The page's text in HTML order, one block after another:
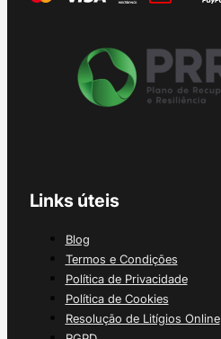
Links úteis
Blog
Termos e Condições
Política de Privacidade
Política de Cookies
Resolução de Litígios Online